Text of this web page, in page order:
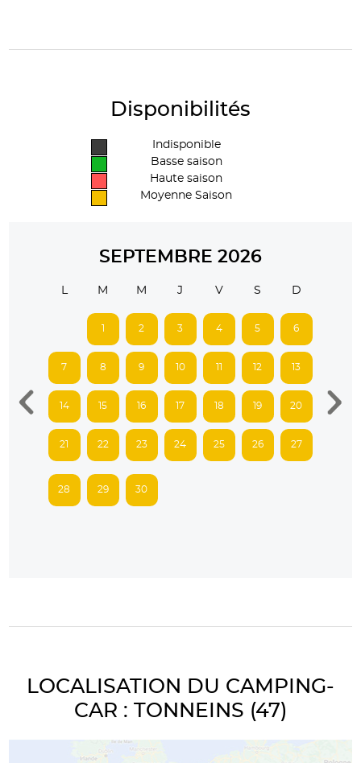
Disponibilités
Indisponible
Basse saison
Haute saison
Moyenne Saison
SEPTEMBRE 2026
L M M J V S D
1 2 3 4 5 6
7 8 9 10 11 12 13
14 15 16 17 18 19 20
21 22 23 24 25 26 27
28 29 30
LOCALISATION DU CAMPING-
CAR : TONNEINS (47)